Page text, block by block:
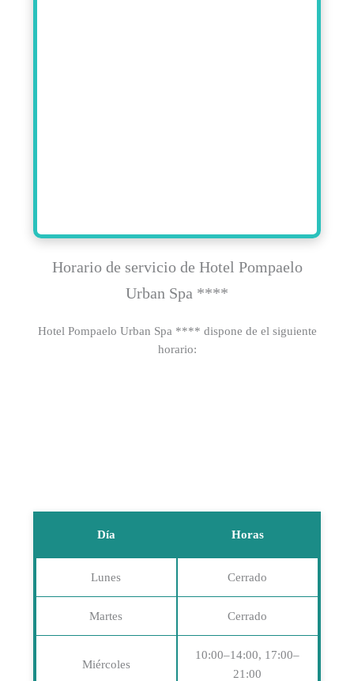
Horario de servicio de Hotel Pompaelo
Urban Spa ****
Hotel Pompaelo Urban Spa **** dispone de el siguiente
horario:
Día Horas
Lunes Cerrado
Martes Cerrado
Miércoles
10:00–14:00, 17:00–
21:00